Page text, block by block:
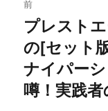
稿
ナ
ビ
前
過
去
の
投
稿:
プレスト
の[セット
ナイパー
噂！実践